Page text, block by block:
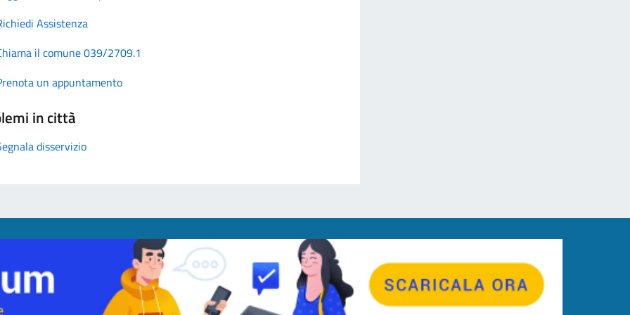
Assistenza
il comune 039/2709.1
un appuntamento
in città
disservizio